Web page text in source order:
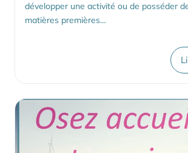
développer une activité ou de posséder
matières premières…